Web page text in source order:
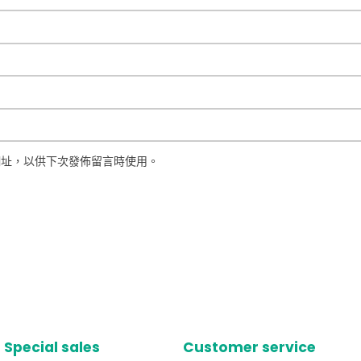
，以供下次發佈留言時使用。
Special sales Customer service